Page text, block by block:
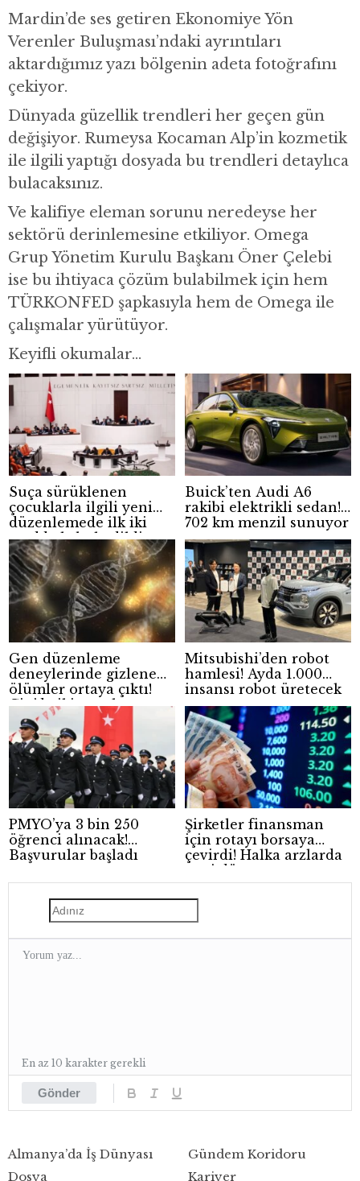
Mardin’de ses getiren Ekonomiye Yön
Verenler Buluşması’ndaki ayrıntıları
aktardığımız yazı bölgenin adeta fotoğrafını
çekiyor.
Dünyada güzellik trendleri her geçen gün
değişiyor. Rumeysa Kocaman Alp’in kozmetik
ile ilgili yaptığı dosyada bu trendleri detaylıca
bulacaksınız.
Ve kalifiye eleman sorunu neredeyse her
sektörü derinlemesine etkiliyor. Omega
Grup Yönetim Kurulu Başkanı Öner Çelebi
ise bu ihtiyaca çözüm bulabilmek için hem
TÜRKONFED şapkasıyla hem de Omega ile
çalışmalar yürütüyor.
Keyifli okumalar…
Suça sürüklenen
çocuklarla ilgili yeni
düzenlemede ilk iki
madde kabul edildi
Buick’ten Audi A6
rakibi elektrikli sedan!
702 km menzil sunuyor
Gen düzenleme
deneylerinde gizlenen
ölümler ortaya çıktı!
Çin’de iki çocuk
hayatını kaybetti
Mitsubishi’den robot
hamlesi! Ayda 1.000
insansı robot üretecek
PMYO’ya 3 bin 250
öğrenci alınacak!
Başvurular başladı
Şirketler finansman
için rotayı borsaya
çevirdi! Halka arzlarda
yeni dönem
Gönder
En az 10 karakter gerekli
Almanya’da İş Dünyası
Dosya
Gündem Koridoru
Kariyer